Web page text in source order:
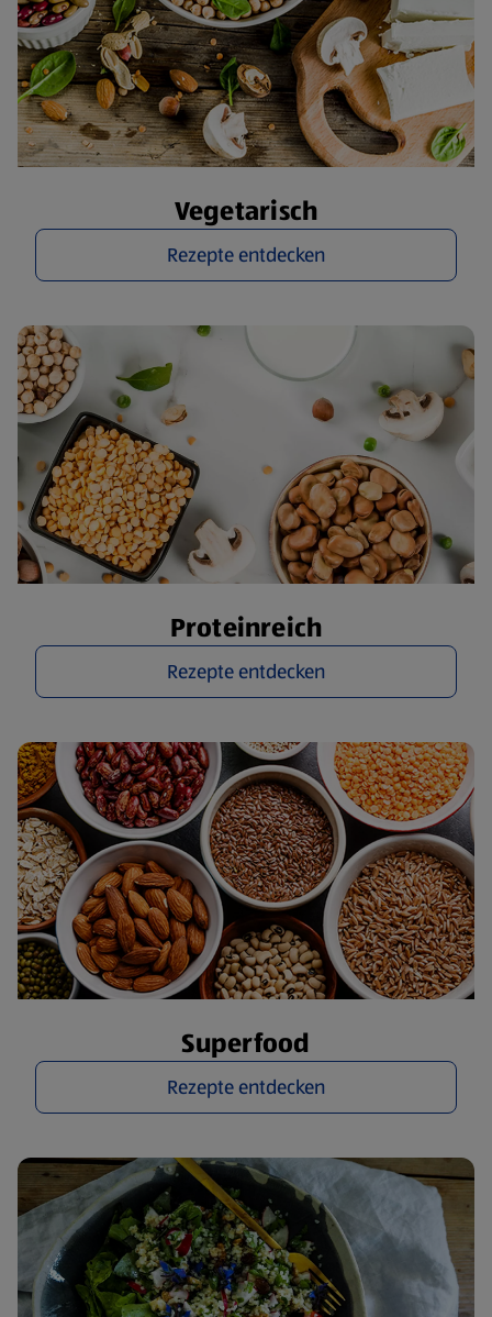
Vegetarisch
Rezepte entdecken
Proteinreich
Rezepte entdecken
Superfood
Rezepte entdecken